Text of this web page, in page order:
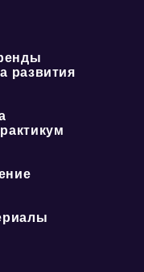
развития